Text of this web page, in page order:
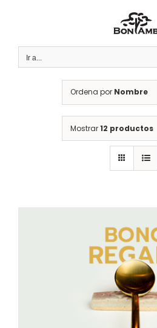
Ir a...
Ordena por Nombre
Mostrar12 productos